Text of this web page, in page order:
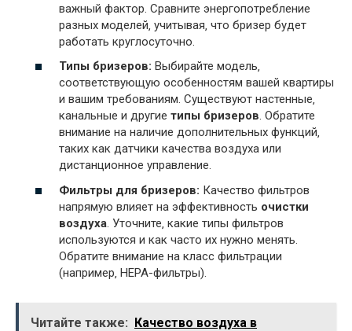
важный фактор. Сравните энергопотребление
разных моделей‚ учитывая‚ что бризер будет
работать круглосуточно.
Типы бризеров: Выбирайте модель‚
соответствующую особенностям вашей квартиры
и вашим требованиям. Существуют настенные‚
канальные и другие типы бризеров. Обратите
внимание на наличие дополнительных функций‚
таких как датчики качества воздуха или
дистанционное управление.
Фильтры для бризеров: Качество фильтров
напрямую влияет на эффективность очистки
воздуха. Уточните‚ какие типы фильтров
используются и как часто их нужно менять.
Обратите внимание на класс фильтрации
(например‚ HEPA-фильтры).
Читайте также: Качество воздуха в